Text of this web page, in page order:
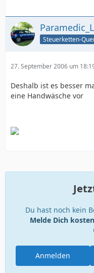
Steuerketten-
27. September 2006 um
Deshalb ist es besser
eine Handwäsche vor
Du hast noch kein
Melde Dich
Anmelden